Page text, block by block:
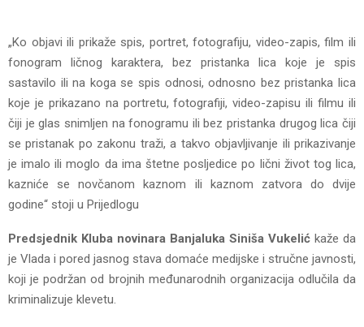
„Ko objavi ili prikaže spis, portret, fotografiju, video-zapis, film ili
fonogram ličnog karaktera, bez pristanka lica koje je spis
sastavilo ili na koga se spis odnosi, odnosno bez pristanka lica
koje je prikazano na portretu, fotografiji, video-zapisu ili filmu ili
čiji je glas snimljen na fonogramu ili bez pristanka drugog lica čiji
se pristanak po zakonu traži, a takvo objavljivanje ili prikazivanje
je imalo ili moglo da ima štetne posljedice po lični život tog lica,
kazniće se novčanom kaznom ili kaznom zatvora do dvije
godine“ stoji u Prijedlogu
Predsjednik Kluba novinara Banjaluka Siniša Vukelić kaže da
je Vlada i pored jasnog stava domaće medijske i stručne javnosti,
koji je podržan od brojnih međunarodnih organizacija odlučila da
kriminalizuje klevetu.